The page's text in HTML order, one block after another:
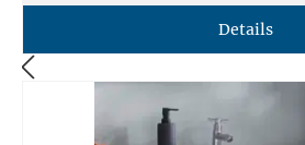
Details